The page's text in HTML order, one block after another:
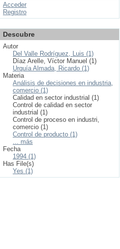
Acceder
Registro
Descubre
Autor
Del Valle Rodríguez, Luis (1)
Díaz Arelle, Víctor Manuel (1)
Urquía Almada, Ricardo (1)
Materia
Análisis de decisiones en industria,
comercio (1)
Calidad en sector industrial (1)
Control de calidad en sector
industrial (1)
Control de proceso en industri,
comercio (1)
Control de producto (1)
... más
Fecha
1994 (1)
Has File(s)
Yes (1)